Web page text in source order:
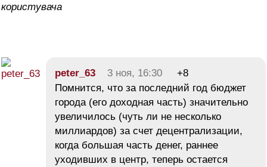
користувача
peter_63 3 ноя, 16:30
+8
Помнится, что за последний год бюджет
города (его доходная часть) значительно
увеличилось (чуть ли не несколько
миллиардов) за счет децентрализации,
когда большая часть денег, раннее
уходивших в центр, теперь остается